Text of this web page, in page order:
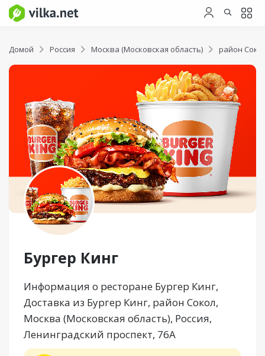
Домой Россия Москва (Московская область) район
Бургер Кинг
Информация о ресторане Бургер Кинг,
Доставка из Бургер Кинг, район Сокол,
Москва (Московская область), Россия,
Ленинградский проспект, 76А